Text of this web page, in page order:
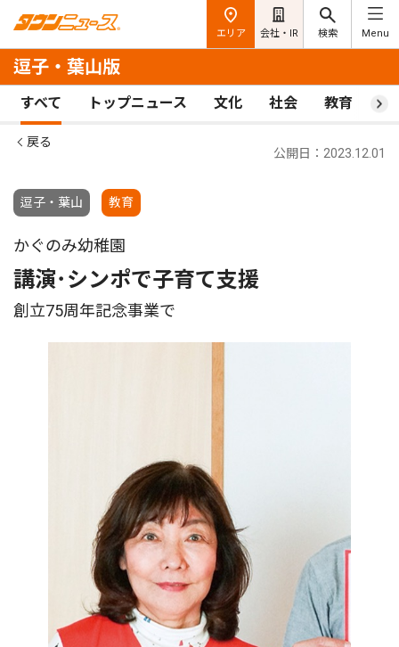
エリア 会社・IR 検索 Menu
逗子・葉山版
すべて トップニュース 文化 社会 教育 ス
戻る
逗子・葉山 教育
公開日：2023.12.01
かぐのみ幼稚園
講演･シンポで子育て支援
創立75周年記念事業で